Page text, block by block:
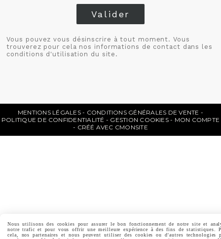
Valider
Vous pouvez vous désinscrire à tout moment. Vous
trouverez pour cela nos informations de contact dans les
conditions d'utilisation du site.
MENTIONS LÉGALES
CONDITIONS GÉNÉRALES DE VENTE
POLITIQUE DE CONFIDENTIALITÉ
GESTION COOKIES
MON COMPTE
CRÉÉ AVEC CMONSITE
Nous utilisons des cookies pour assurer le bon fonctionnement de notre site et
notre trafic et pour vous offrir une meilleure expérience à des fins de statistiques.
cela, nos partenaires et nous peuvent utiliser des cookies ou d'autres technologies